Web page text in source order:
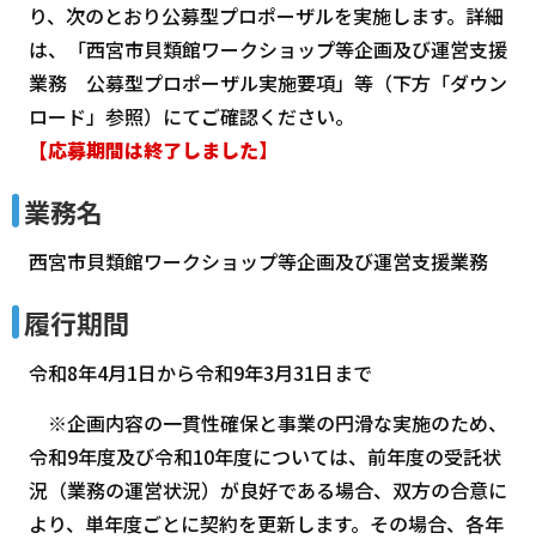
り、次のとおり公募型プロポーザルを実施します。詳細
は、「西宮市貝類館ワークショップ等企画及び運営支援
業務 公募型プロポーザル実施要項」等（下方「ダウン
ロード」参照）にてご確認ください。
【応募期間は終了しました】
業務名
西宮市貝類館ワークショップ等企画及び運営支援業務
履行期間
令和8年4月1日から令和9年3月31日まで
※企画内容の一貫性確保と事業の円滑な実施のため、
令和9年度及び令和10年度については、前年度の受託状
況（業務の運営状況）が良好である場合、双方の合意に
より、単年度ごとに契約を更新します。その場合、各年